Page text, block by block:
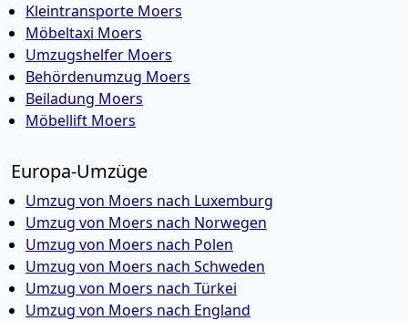
Kleintransporte Moers
Möbeltaxi Moers
Umzugshelfer Moers
Behördenumzug Moers
Beiladung Moers
Möbellift Moers
Europa-Umzüge
Umzug von Moers nach Luxemburg
Umzug von Moers nach Norwegen
Umzug von Moers nach Polen
Umzug von Moers nach Schweden
Umzug von Moers nach Türkei
Umzug von Moers nach England